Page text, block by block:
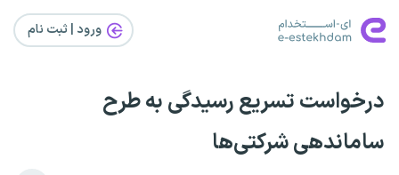
ورود | ثبت‌ نام
درخواست تسریع رسیدگی به طرح
ساماندهی شرکتی‌ها